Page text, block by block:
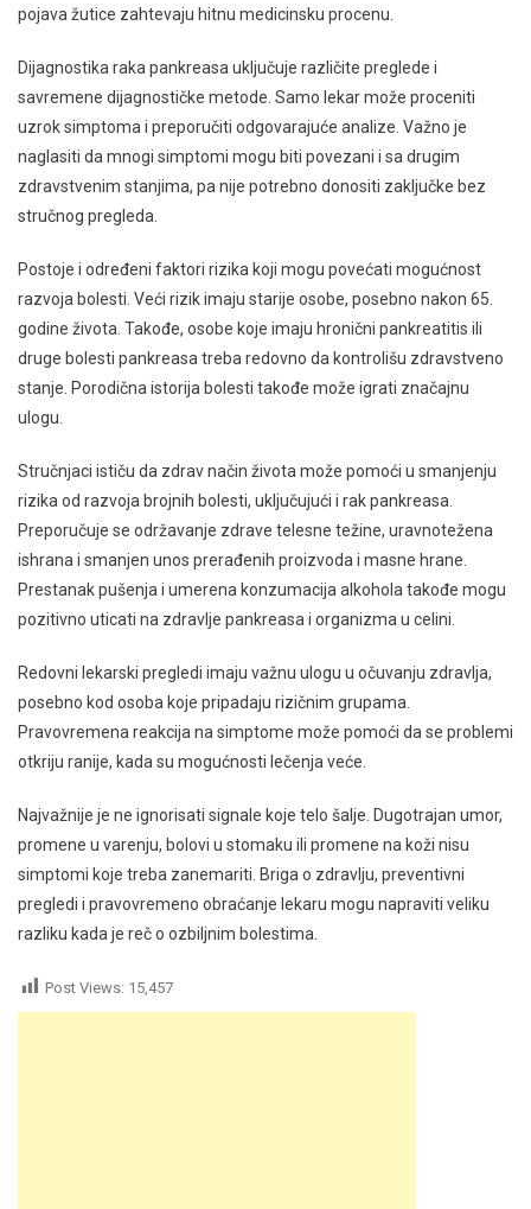
pojava žutice zahtevaju hitnu medicinsku procenu.
Dijagnostika raka pankreasa uključuje različite preglede i
savremene dijagnostičke metode. Samo lekar može proceniti
uzrok simptoma i preporučiti odgovarajuće analize. Važno je
naglasiti da mnogi simptomi mogu biti povezani i sa drugim
zdravstvenim stanjima, pa nije potrebno donositi zaključke bez
stručnog pregleda.
Postoje i određeni faktori rizika koji mogu povećati mogućnost
razvoja bolesti. Veći rizik imaju starije osobe, posebno nakon 65.
godine života. Takođe, osobe koje imaju hronični pankreatitis ili
druge bolesti pankreasa treba redovno da kontrolišu zdravstveno
stanje. Porodična istorija bolesti takođe može igrati značajnu
ulogu.
Stručnjaci ističu da zdrav način života može pomoći u smanjenju
rizika od razvoja brojnih bolesti, uključujući i rak pankreasa.
Preporučuje se održavanje zdrave telesne težine, uravnotežena
ishrana i smanjen unos prerađenih proizvoda i masne hrane.
Prestanak pušenja i umerena konzumacija alkohola takođe mogu
pozitivno uticati na zdravlje pankreasa i organizma u celini.
Redovni lekarski pregledi imaju važnu ulogu u očuvanju zdravlja,
posebno kod osoba koje pripadaju rizičnim grupama.
Pravovremena reakcija na simptome može pomoći da se problemi
otkriju ranije, kada su mogućnosti lečenja veće.
Najvažnije je ne ignorisati signale koje telo šalje. Dugotrajan umor,
promene u varenju, bolovi u stomaku ili promene na koži nisu
simptomi koje treba zanemariti. Briga o zdravlju, preventivni
pregledi i pravovremeno obraćanje lekaru mogu napraviti veliku
razliku kada je reč o ozbiljnim bolestima.
Post Views: 15,457